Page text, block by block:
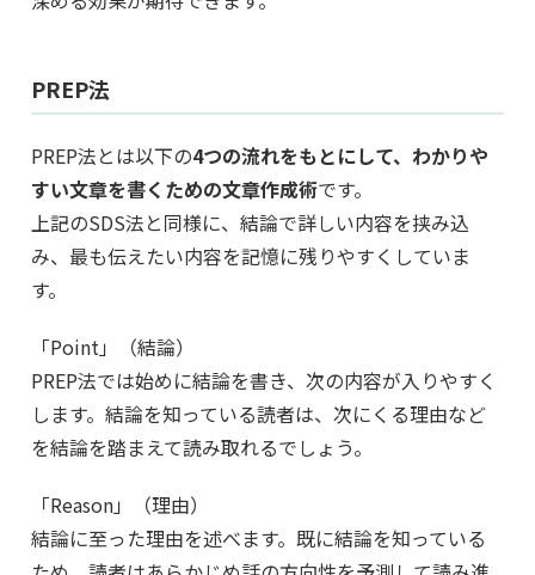
PREP法
PREP法とは以下の4つの流れをもとにして、わかりや
すい文章を書くための文章作成術です。
上記のSDS法と同様に、結論で詳しい内容を挟み込
み、最も伝えたい内容を記憶に残りやすくしていま
す。
「Point」（結論）
PREP法では始めに結論を書き、次の内容が入りやすく
します。結論を知っている読者は、次にくる理由など
を結論を踏まえて読み取れるでしょう。
「Reason」（理由）
結論に至った理由を述べます。既に結論を知っている